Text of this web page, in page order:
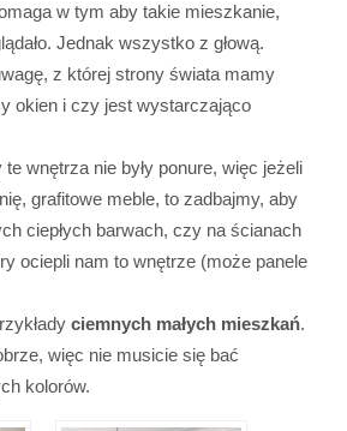
w tym aby takie mieszkanie,
Jednak wszystko z głową.
z której strony świata mamy
okien i czy jest wystarczająco
wnętrza nie były ponure, więc jeżeli
grafitowe meble, to zadbajmy, aby
ciepłych barwach, czy na ścianach
ociepli nam to wnętrze (może panele
ciemnych małych mieszkań.
więc nie musicie się bać
kolorów.